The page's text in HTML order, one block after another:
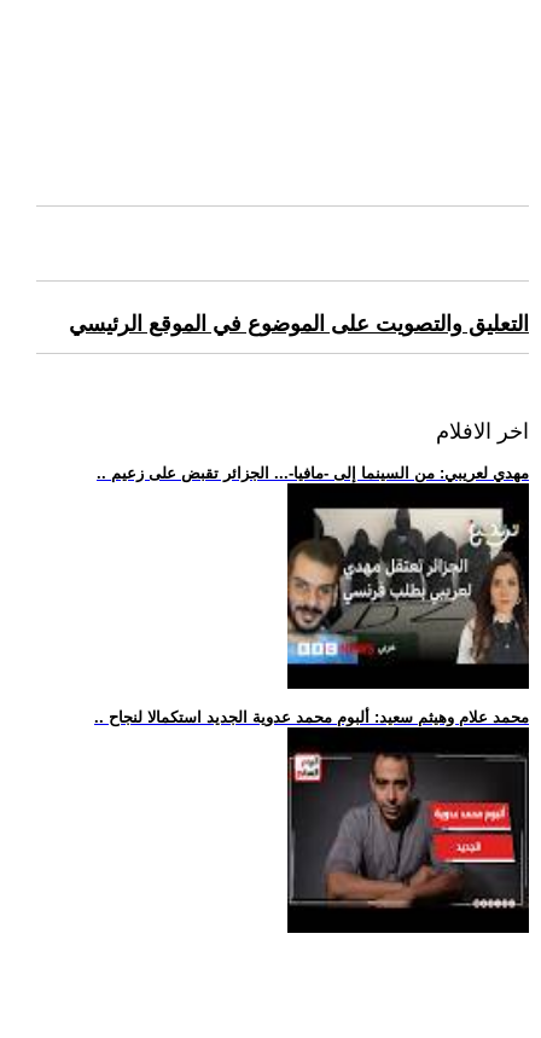
التعليق والتصويت على الموضوع في الموقع الرئيسي
اخر الافلام
.. مهدي لعريبي: من السينما إلى -مافيا-... الجزائر تقبض على زعيم
.. محمد علام وهيثم سعيد: ألبوم محمد عدوية الجديد استكمالا لنجاح